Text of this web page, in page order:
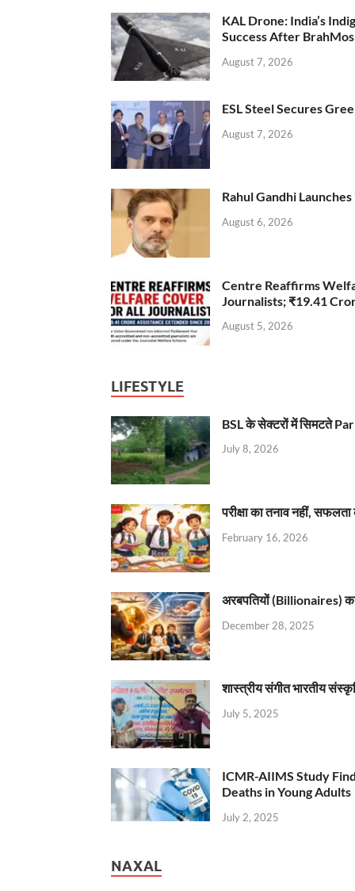
KAL Drone: India’s
Success After BrahMos
August 7, 2026
ESL Steel Secures
August 7, 2026
Rahul Gandhi
August 6, 2026
Centre Reaffirms
Journalists; ₹19.41
August 5, 2026
LIFESTYLE
BSL के सेक्टरों में सिमटते
July 8, 2026
परीक्षा का तनाव नहीं,
February 16, 2026
अरबपतियों (Billionaires)
December 28, 2025
शास्त्रीय संगीत भारतीय
July 5, 2025
ICMR-AIIMS Study
Deaths in Young Adults
July 2, 2025
NAXAL